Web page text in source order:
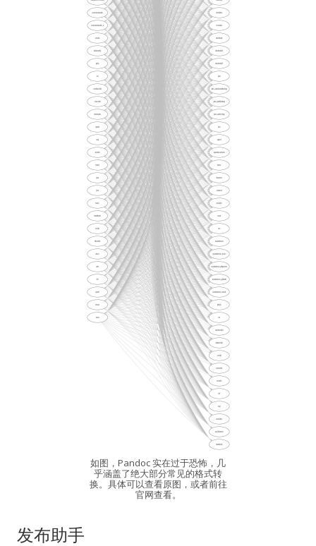
如图，Pandoc 实在过于恐怖，几
乎涵盖了绝大部分常见的格式转
换。具体可以查看原图，或者前往
官网查看。
发布助手